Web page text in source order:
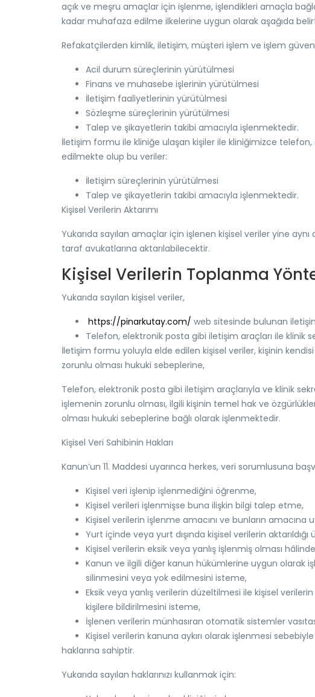
açık ve meşru amaçlar için işlenme, işlendikleri amaçla
kadar muhafaza edilme ilkelerine uygun olarak aşağıda
Refakatçilerden kimlik, iletişim, müşteri işlem ve işlem
Acil durum süreçlerinin yürütülmesi
Finans ve muhasebe işlerinin yürütülmesi
İletişim faaliyetlerinin yürütülmesi
Sözleşme süreçlerinin yürütülmesi
Talep ve şikayetlerin takibi amacıyla işlenmektedir.
İletişim formu ile kliniğe ulaşan kişiler ile kliniğimizce
edilmekte olup bu veriler:
İletişim süreçlerinin yürütülmesi
Talep ve şikayetlerin takibi amacıyla işlenmektedir.
Kişisel Verilerin Aktarımı
Yukarıda sayılan amaçlar için işlenen kişisel veriler yine
taraf avukatlarına aktarılabilecektir.
Kişisel Verilerin Toplanma
Yukarıda sayılan kişisel veriler,
https://pinarkutay.com/ web sitesinde bulunan
Telefon, elektronik posta gibi iletişim araçları ile klinik
İletişim formu yoluyla elde edilen kişisel veriler, kişinin
zorunlu olması hukuki sebeplerine,
Telefon, elektronik posta gibi iletişim araçlarıyla ve klinik
işlemenin zorunlu olması, ilgili kişinin temel hak ve
olması hukuki sebeplerine bağlı olarak işlenmektedir.
Kişisel Veri Sahibinin Hakları
Kanun’un 11. Maddesi uyarınca herkes, veri sorumlusuna
Kişisel veri işlenip işlenmediğini öğrenme,
Kişisel verileri işlenmişse buna ilişkin bilgi talep etme,
Kişisel verilerin işlenme amacını ve bunların amacına
Yurt içinde veya yurt dışında kişisel verilerin
Kişisel verilerin eksik veya yanlış işlenmiş olması
Kanun ve ilgili diğer kanun hükümlerine uygun olarak
silinmesini veya yok edilmesini isteme,
Eksik veya yanlış verilerin düzeltilmesi ile kişisel
kişilere bildirilmesini isteme,
İşlenen verilerin münhasıran otomatik sistemler
Kişisel verilerin kanuna aykırı olarak işlenmesi
haklarına sahiptir.
Yukarıda sayılan haklarınızı kullanmak için: